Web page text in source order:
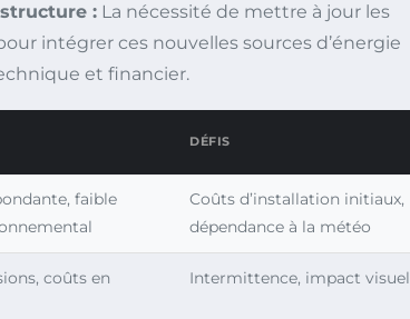
: La nécessité de mettre à jour les
intégrer ces nouvelles sources d’énergie
et financier.
DÉFIS
faible
Coûts d’installation initiaux,
dépendance à la météo
coûts en
Intermittence, impact visuel